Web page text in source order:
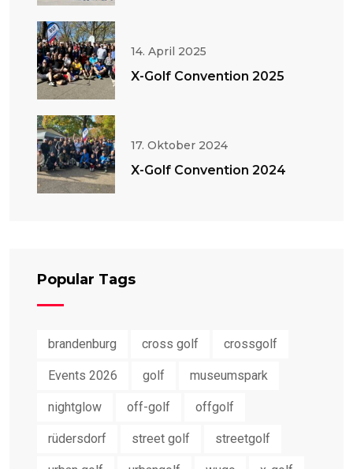
14. April 2025
X-Golf Convention 2025
17. Oktober 2024
X-Golf Convention 2024
Popular Tags
brandenburg cross golf crossgolf
Events 2026 golf museumspark
nightglow off-golf offgolf
rüdersdorf street golf streetgolf